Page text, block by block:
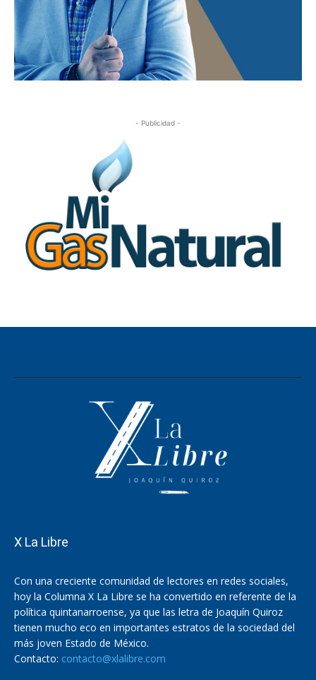
X La Libre
Con una creciente comunidad de lectores en redes sociales,
hoy la Columna X La Libre se ha convertido en referente de la
política quintanarroense, ya que las letra de Joaquín Quiroz
tienen mucho eco en importantes estratos de la sociedad del
más joven Estado de México.
Contacto: contacto@xlalibre.com